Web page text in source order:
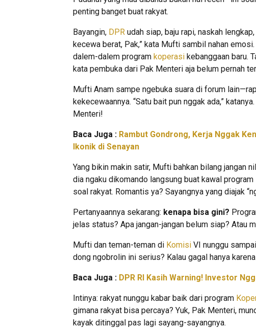
penting banget buat rakyat.
Bayangin, DPR udah siap, baju rapi, naskah
kecewa berat, Pak,” kata Mufti sambil nahan
dalem-dalem program koperasi kebanggaan baru.
kata pembuka dari Pak Menteri aja belum pernah
Mufti Anam sampe ngebuka suara di forum
kekecewaannya. “Satu bait pun nggak ada,”
Menteri!
Baca Juga : Rambut Gondrong, Kerja Nggak
Ikonik di Senayan
Yang bikin makin satir, Mufti bahkan bilang jangan
dia ngaku dikomando langsung buat kawal
soal rakyat. Romantis ya? Sayangnya yang diajak
Pertanyaannya sekarang: kenapa bisa gini?
jelas status? Apa jangan-jangan belum siap? Atau
Mufti dan teman-teman di Komisi VI nunggu
dong ngobrolin ini serius? Kalau gagal hanya
Baca Juga : DPR RI Kasih Warning! Investor
Intinya: rakyat nunggu kabar baik dari program
gimana rakyat bisa percaya? Yuk, Pak Menteri,
kayak ditinggal pas lagi sayang-sayangnya.